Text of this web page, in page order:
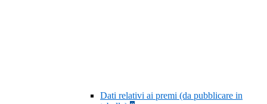
Dati relativi ai premi (da pubblicare in